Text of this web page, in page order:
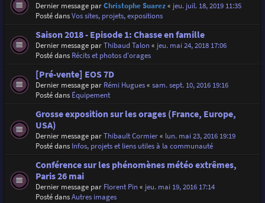
Dernier message parChristophe Suarez« jeu. juil. 18, 2019 11:35
Posté dansVos sites, projets, expositions
Saison 2018 - Episode 1: Chasse en famille
Dernier message parThibaud Talon« jeu. mai 24, 2018 17:06
Posté dans Récits et photos d'orages
[Pré-vente] EOS 7D
Dernier message par Rémi Hugues« sam. sept. 10, 2016 19:16
Posté dans Équipement
Grosse exposition sur les orages (France, Europe,
USA)
Dernier message parThibault Cormier« lun. mai 23, 2016 19:19
Posté dans Infos, projets et liens utiles à la communauté
Conférence sur les phénomènes météo extrêmes,
Paris 26 mai
Dernier message par Florent Pin« jeu. mai 19, 2016 17:14
Posté dansAutres images